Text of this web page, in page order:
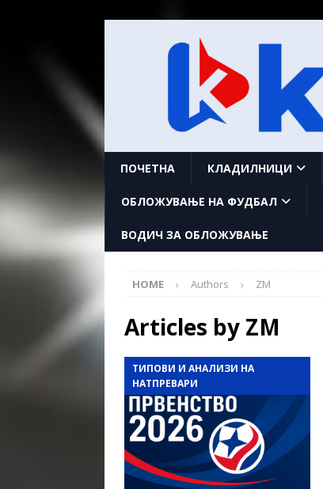
ПОЧЕТНА КЛАДИЛНИЦИ
ОБЛОЖУВАЊЕ НА ФУДБАЛ
ВОДИЧ ЗА ОБЛОЖУВАЊЕ
HOME Authors ZM
Articles by ZM
ТИПОВИ И АНАЛИЗИ НА
НАТПРЕВАРИ